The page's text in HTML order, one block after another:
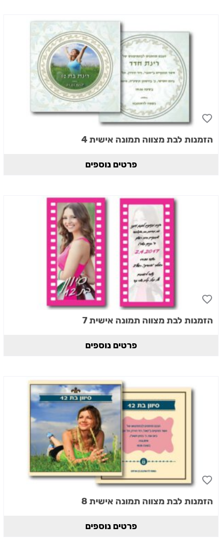
הזמנות לבת מצווה תמונה אישית 4
פרטים נוספים
הזמנות לבת מצווה תמונה אישית 7
פרטים נוספים
הזמנות לבת מצווה תמונה אישית 8
פרטים נוספים